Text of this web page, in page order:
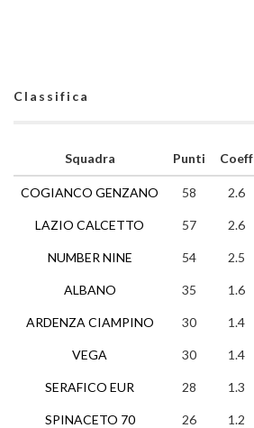
Classifica
Squadra
COGIANCO GENZANO
LAZIO CALCETTO
NUMBER NINE
ALBANO
ARDENZA CIAMPINO
VEGA
SERAFICO EUR
SPINACETO 70
Punti Coeff
58 2.6
57 2.6
54 2.5
35 1.6
30 1.4
30 1.4
28 1.3
26 1.2